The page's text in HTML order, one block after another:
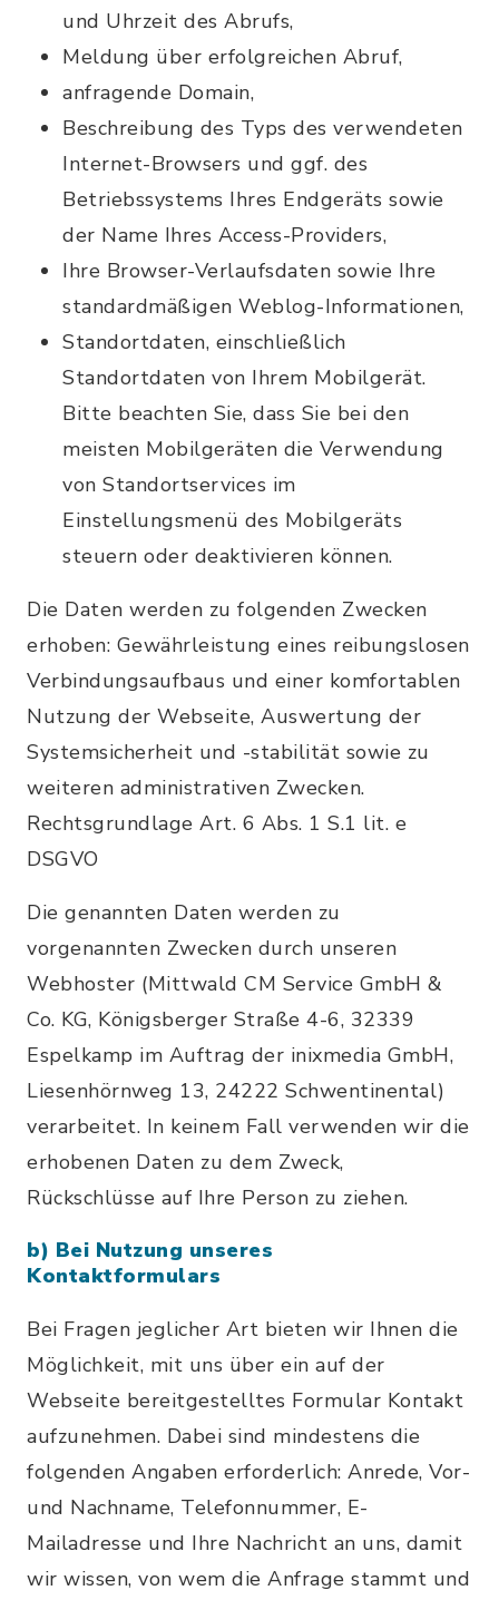
und Uhrzeit des Abrufs,
Meldung über erfolgreichen Abruf,
anfragende Domain,
Beschreibung des Typs des verwendeten
Internet-Browsers und ggf. des
Betriebssystems Ihres Endgeräts sowie
der Name Ihres Access-Providers,
Ihre Browser-Verlaufsdaten sowie Ihre
standardmäßigen Weblog-Informationen,
Standortdaten, einschließlich
Standortdaten von Ihrem Mobilgerät.
Bitte beachten Sie, dass Sie bei den
meisten Mobilgeräten die Verwendung
von Standortservices im
Einstellungsmenü des Mobilgeräts
steuern oder deaktivieren können.
Die Daten werden zu folgenden Zwecken
erhoben: Gewährleistung eines reibungslosen
Verbindungsaufbaus und einer komfortablen
Nutzung der Webseite, Auswertung der
Systemsicherheit und -stabilität sowie zu
weiteren administrativen Zwecken.
Rechtsgrundlage Art. 6 Abs. 1 S.1 lit. e
DSGVO
Die genannten Daten werden zu
vorgenannten Zwecken durch unseren
Webhoster (Mittwald CM Service GmbH &
Co. KG, Königsberger Straße 4-6, 32339
Espelkamp im Auftrag der inixmedia GmbH,
Liesenhörnweg 13, 24222 Schwentinental)
verarbeitet. In keinem Fall verwenden wir die
erhobenen Daten zu dem Zweck,
Rückschlüsse auf Ihre Person zu ziehen.
b) Bei Nutzung unseres
Kontaktformulars
Bei Fragen jeglicher Art bieten wir Ihnen die
Möglichkeit, mit uns über ein auf der
Webseite bereitgestelltes Formular Kontakt
aufzunehmen. Dabei sind mindestens die
folgenden Angaben erforderlich: Anrede, Vor-
und Nachname, Telefonnummer, E-
Mailadresse und Ihre Nachricht an uns, damit
wir wissen, von wem die Anfrage stammt und